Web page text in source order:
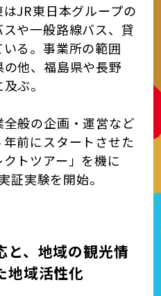
JR東日本グループの
や一般路線バス、貸
る。事業所の範囲
他、福島県や長野
ぶ。
般の企画・運営など
前にスタートさせた
クトツアー」を機に
証実験を開始。
と、地域の観光情
地域活性化